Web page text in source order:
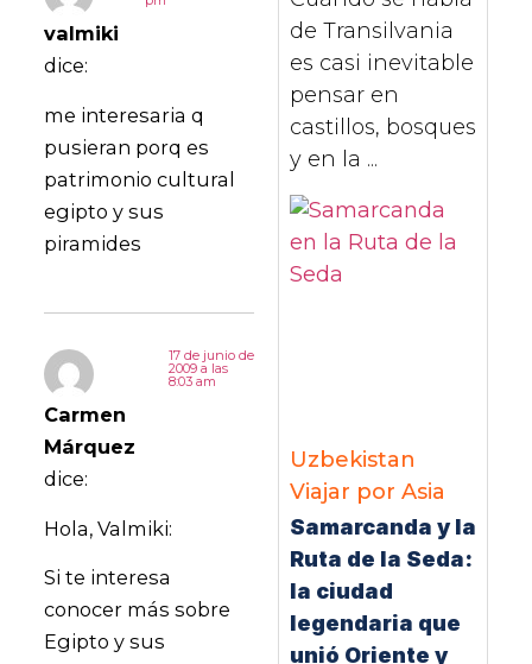
valmiki
dice:
me interesaria q
pusieran porq es
patrimonio cultural
egipto y sus
piramides
Carmen
Márquez
dice:
17 de junio de
2009 a las
8:03 am
Hola, Valmiki:
Si te interesa
conocer más sobre
Egipto y sus
de Transilvania
es casi inevitable
pensar en
castillos, bosques
y en la ...
Uzbekistan
Viajar por Asia
Samarcanda y la
Ruta de la Seda:
la ciudad
legendaria que
unió Oriente y